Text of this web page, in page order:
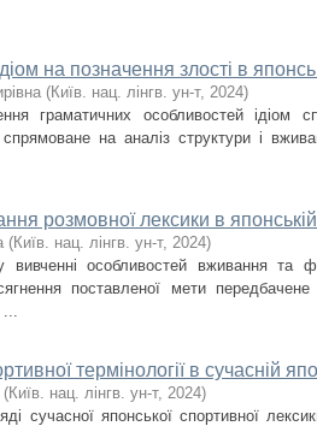
на позначення злості в
(Київ. нац. лінгв. ун-т, 2024)
граматичних особливостей ідіом
на аналіз структури і
розмовної лексики в
(Київ. нац. лінгв. ун-т, 2024)
особливостей вживання та
поставленої мети
...
термінології в сучасній
(Київ. нац. лінгв. ун-т, 2024)
сучасної японської спортивної